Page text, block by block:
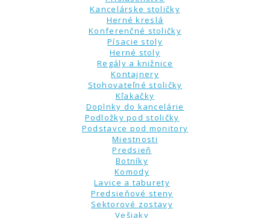
Kancelárske stoličky
Herné kreslá
Konferenčné stoličky
Písacie stoly
Herné stoly
Regály a knižnice
Kontajnery
Stohovateľné stoličky
Kľakačky
Doplnky do kancelárie
Podložky pod stoličky
Podstavce pod monitory
Miestnosti
Predsieň
Botníky
Komody
Lavice a taburety
Predsieňové steny
Sektorové zostavy
Vešiaky